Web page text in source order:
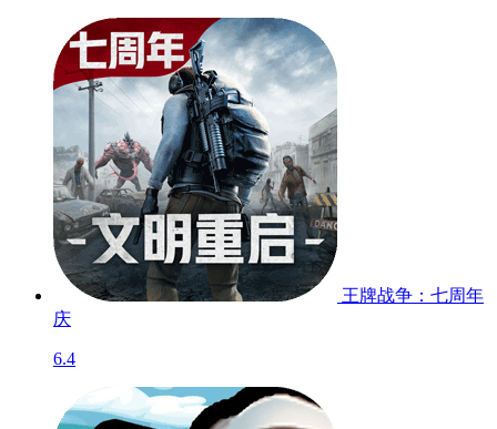
王牌战争：七周年
庆
6.4